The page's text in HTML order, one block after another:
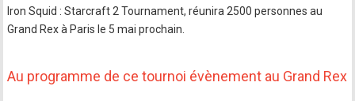
Iron Squid : Starcraft 2 Tournament, réunira 2500 personnes au
Grand Rex à Paris le 5 mai prochain.
Au programme de ce tournoi évènement au Grand Rex